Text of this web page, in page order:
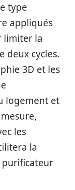
type
appliqués
limiter la
deux cycles.
3D et les
logement et
les
la